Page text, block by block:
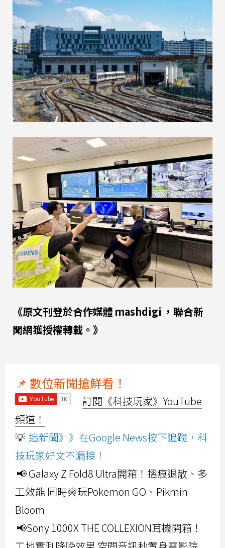
《原文刊登於合作媒體 mashdigi ，聯合新
聞網獲授權轉載。》
📌 數位新聞搶鮮看！
訂閱《科技玩家》YouTube
頻道！
💡 追新聞》》在Google News按下追蹤，科
技玩家好文不漏接！
📢 Galaxy Z Fold8 Ultra開箱！摺痕退散、多
工效能 同時爽玩Pokemon GO、Pikmin
Bloom
📢Sony 1000X THE COLLEXION耳機開箱！